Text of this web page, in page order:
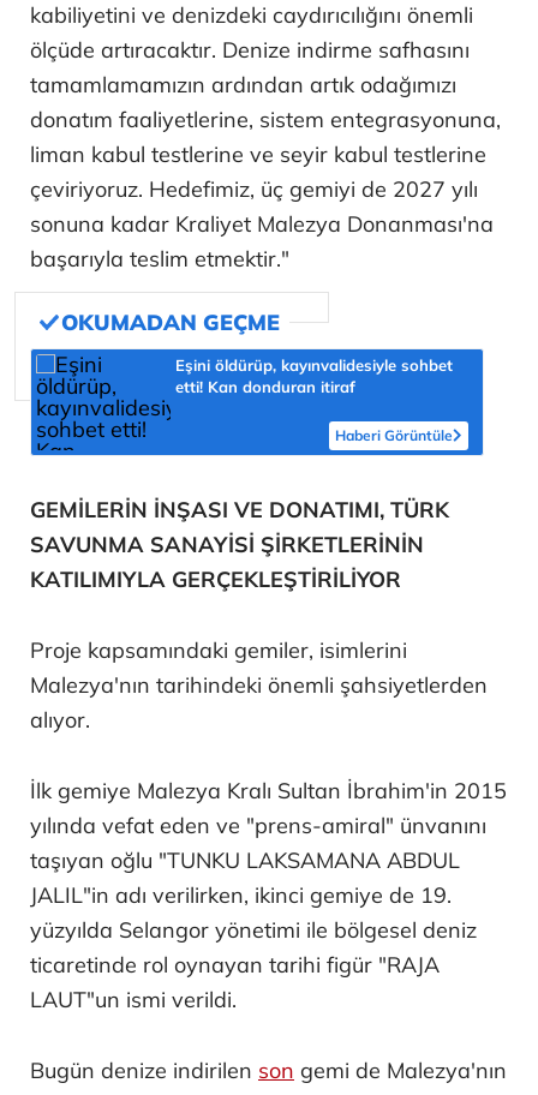
kabiliyetini ve denizdeki caydırıcılığını önemli
ölçüde artıracaktır. Denize indirme safhasını
tamamlamamızın ardından artık odağımızı
donatım faaliyetlerine, sistem entegrasyonuna,
liman kabul testlerine ve seyir kabul testlerine
çeviriyoruz. Hedefimiz, üç gemiyi de 2027 yılı
sonuna kadar Kraliyet Malezya Donanması'na
başarıyla teslim etmektir."
Eşini öldürüp, kayınvalidesiyle sohbet
etti! Kan donduran itiraf
Haberi Görüntüle
GEMİLERİN İNŞASI VE DONATIMI, TÜRK
SAVUNMA SANAYİSİ ŞİRKETLERİNİN
KATILIMIYLA GERÇEKLEŞTİRİLİYOR
Proje kapsamındaki gemiler, isimlerini
Malezya'nın tarihindeki önemli şahsiyetlerden
alıyor.
İlk gemiye Malezya Kralı Sultan İbrahim'in 2015
yılında vefat eden ve "prens-amiral" ünvanını
taşıyan oğlu "TUNKU LAKSAMANA ABDUL
JALIL"in adı verilirken, ikinci gemiye de 19.
yüzyılda Selangor yönetimi ile bölgesel deniz
ticaretinde rol oynayan tarihi figür "RAJA
LAUT"un ismi verildi.
Bugün denize indirilen son gemi de Malezya'nın